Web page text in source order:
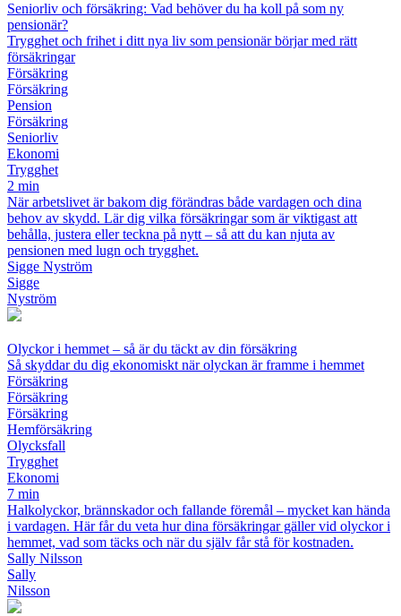
Seniorliv och försäkring: Vad behöver du ha koll på som ny
pensionär?
Trygghet och frihet i ditt nya liv som pensionär börjar med rätt
försäkringar
Försäkring
Försäkring
Pension
Försäkring
Seniorliv
Ekonomi
Trygghet
2 min
När arbetslivet är bakom dig förändras både vardagen och dina
behov av skydd. Lär dig vilka försäkringar som är viktigast att
behålla, justera eller teckna på nytt – så att du kan njuta av
pensionen med lugn och trygghet.
Sigge Nyström
Sigge
Nyström
Olyckor i hemmet – så är du täckt av din försäkring
Så skyddar du dig ekonomiskt när olyckan är framme i hemmet
Försäkring
Försäkring
Försäkring
Hemförsäkring
Olycksfall
Trygghet
Ekonomi
7 min
Halkolyckor, brännskador och fallande föremål – mycket kan hända
i vardagen. Här får du veta hur dina försäkringar gäller vid olyckor i
hemmet, vad som täcks och när du själv får stå för kostnaden.
Sally Nilsson
Sally
Nilsson